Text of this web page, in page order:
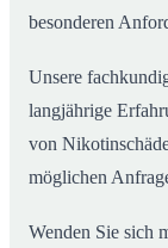
besonderen
Unsere
langjährige
von
möglichen
Wenden Sie sich